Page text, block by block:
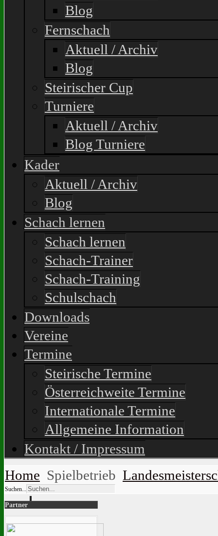
Blog
Fernschach
Aktuell / Archiv
Blog
Steirischer Cup
Turniere
Aktuell / Archiv
Blog Turniere
Kader
Aktuell / Archiv
Blog
Schach lernen
Schach lernen
Schach-Trainer
Schach-Training
Schulschach
Downloads
Vereine
Termine
Steirische Termine
Österreichweite Termine
Internationale Termine
Allgemeine Information
Kontakt / Impressum
Home Spielbetrieb
Suchen...
Partner